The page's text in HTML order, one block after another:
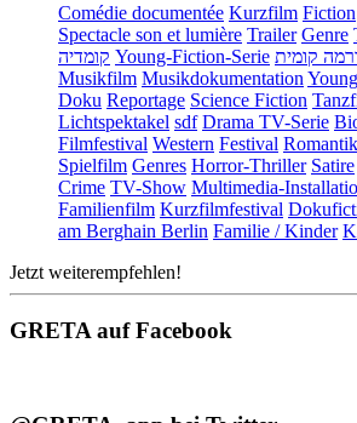
Comédie documentée Kurzfilm Fiction
Spectacle son et lumière Trailer Genre
קומדיה Young-Fiction-Serie קומית
Musikfilm Musikdokumentation
Doku Reportage Science Fiction
Lichtspektakel sdf Drama TV-Serie
Filmfestival Western Festival Romantik
Spielfilm Genres Horror-Thriller Satire
Crime TV-Show Multimedia-
Familienfilm Kurzfilmfestival
am Berghain Berlin Familie / Kinder
Jetzt weiterempfehlen!
GRETA auf Facebook